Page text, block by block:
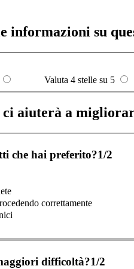
informazioni su
Valuta 4 stelle su 5
aiuterà a
che hai preferito?1/2
correttamente
difficoltà?1/2